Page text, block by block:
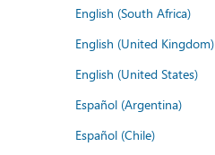
English (South Africa)
English (United Kingdom)
English (United States)
Español (Argentina)
Español (Chile)